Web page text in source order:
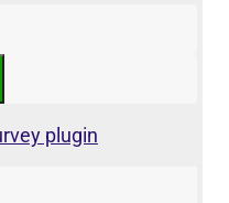
plugin